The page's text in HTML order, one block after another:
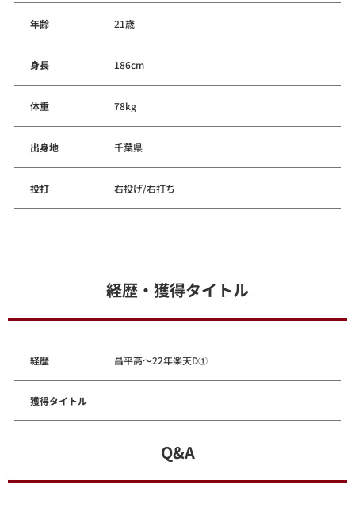
年齢 21歳
身長 186cm
体重 78kg
出身地 千葉県
投打 右投げ/右打ち
経歴・獲得タイトル
経歴 昌平高～22年楽天D①
獲得タイトル
Q&A